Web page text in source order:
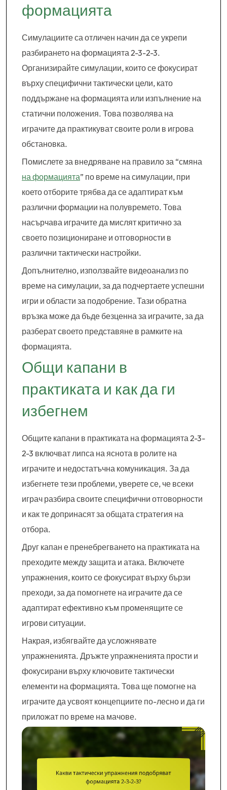
формацията
Симулациите са отличен начин да се укрепи
разбирането на формацията 2-3-2-3.
Организирайте симулации, които се фокусират
върху специфични тактически цели, като
поддържане на формацията или изпълнение на
статични положения. Това позволява на
играчите да практикуват своите роли в игрова
обстановка.
Помислете за внедряване на правило за “смяна
на формацията” по време на симулации, при
което отборите трябва да се адаптират към
различни формации на полувремето. Това
насърчава играчите да мислят критично за
своето позициониране и отговорности в
различни тактически настройки.
Допълнително, използвайте видеоанализ по
време на симулации, за да подчертаете успешни
игри и области за подобрение. Тази обратна
връзка може да бъде безценна за играчите, за да
разберат своето представяне в рамките на
формацията.
Общи капани в
практиката и как да ги
избегнем
Общите капани в практиката на формацията 2-3-
2-3 включват липса на яснота в ролите на
играчите и недостатъчна комуникация. За да
избегнете тези проблеми, уверете се, че всеки
играч разбира своите специфични отговорности
и как те допринасят за общата стратегия на
отбора.
Друг капан е пренебрегването на практиката на
преходите между защита и атака. Включете
упражнения, които се фокусират върху бързи
преходи, за да помогнете на играчите да се
адаптират ефективно към променящите се
игрови ситуации.
Накрая, избягвайте да усложнявате
упражненията. Дръжте упражненията прости и
фокусирани върху ключовите тактически
елементи на формацията. Това ще помогне на
играчите да усвоят концепциите по-лесно и да ги
приложат по време на мачове.